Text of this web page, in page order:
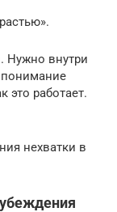
Нужно внутри
понимание
это работает.
нехватки в